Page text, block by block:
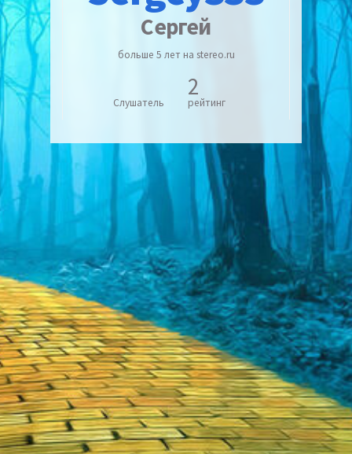
Сергей
больше 5 лет на stereo.ru
Слушатель
2
рейтинг